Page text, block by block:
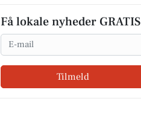
Få lokale nyheder GRATIS
Email
Tilmeld